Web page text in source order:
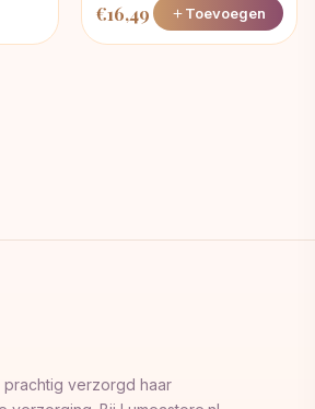
€16,49 Toevoegen
prachtig verzorgd haar